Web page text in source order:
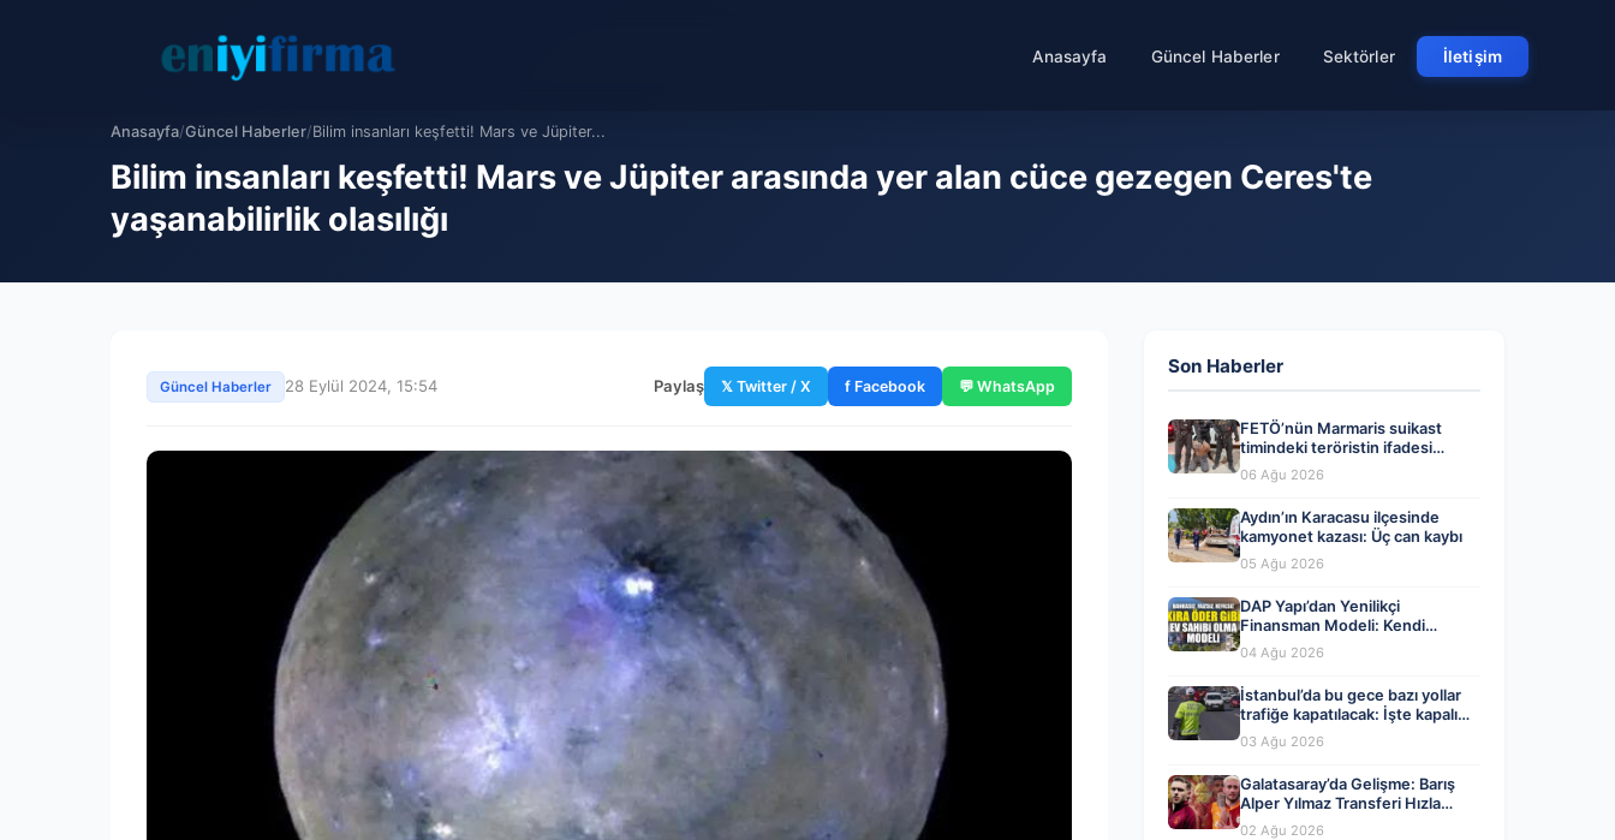
Anasayfa Güncel Haberler Sektörler İletişim
Anasayfa/Güncel Haberler/Bilim insanları keşfetti! Mars ve Jüpiter...
Bilim insanları keşfetti! Mars ve Jüpiter arasında yer alan cüce gezegen Ceres'te
yaşanabilirlik olasılığı
Güncel Haberler 28 Eylül 2024, 15:54 Paylaş 𝕏 Twitter / X f Facebook 💬 WhatsApp
Son Haberler
FETÖ’nün Marmaris suikast
timindeki teröristin ifadesi
ortaya çıktı. Gizli toplantıyı
anlattı
06 Ağu 2026
Aydın’ın Karacasu ilçesinde
kamyonet kazası: Üç can kaybı
05 Ağu 2026
DAP Yapı’dan Yenilikçi
Finansman Modeli: Kendi
Kendini Ödeyen Evler Ataşehir
173’te Başladı
04 Ağu 2026
İstanbul’da bu gece bazı yollar
trafiğe kapatılacak: İşte kapalı
yollar ve alternatif güzergahlar
03 Ağu 2026
Galatasaray’da Gelişme: Barış
Alper Yılmaz Transferi Hızla
Değişiyor
02 Ağu 2026